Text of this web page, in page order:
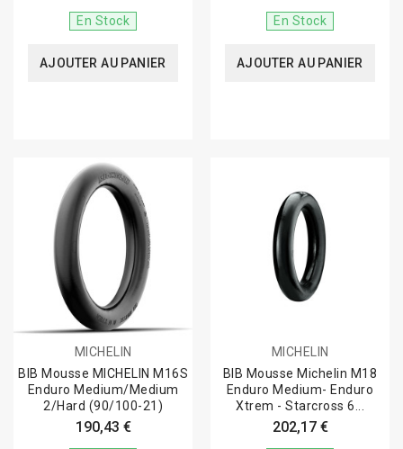
En Stock
AJOUTER AU PANIER
En Stock
AJOUTER AU PANIER
MICHELIN
BIB Mousse MICHELIN M16S
Enduro Medium/Medium
2/Hard (90/100-21)
190,43 €
MICHELIN
BIB Mousse Michelin M18
Enduro Medium- Enduro
Xtrem - Starcross 6...
202,17 €